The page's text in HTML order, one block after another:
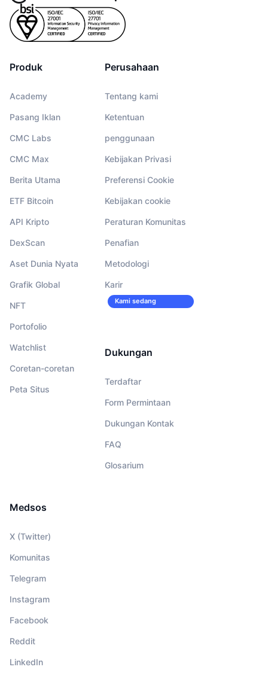
Produk
Academy
Pasang Iklan
CMC Labs
CMC Max
Berita Utama
ETF Bitcoin
API Kripto
DexScan
Aset Dunia Nyata
Grafik Global
NFT
Portofolio
Watchlist
Coretan-coretan
Peta Situs
Perusahaan
Tentang kami
Ketentuan
penggunaan
Kebijakan Privasi
Preferensi Cookie
Kebijakan cookie
Peraturan Komunitas
Penafian
Metodologi
Karir
Kami sedang
Dukungan
Terdaftar
Form Permintaan
Dukungan Kontak
FAQ
Glosarium
Medsos
X (Twitter)
Komunitas
Telegram
Instagram
Facebook
Reddit
LinkedIn